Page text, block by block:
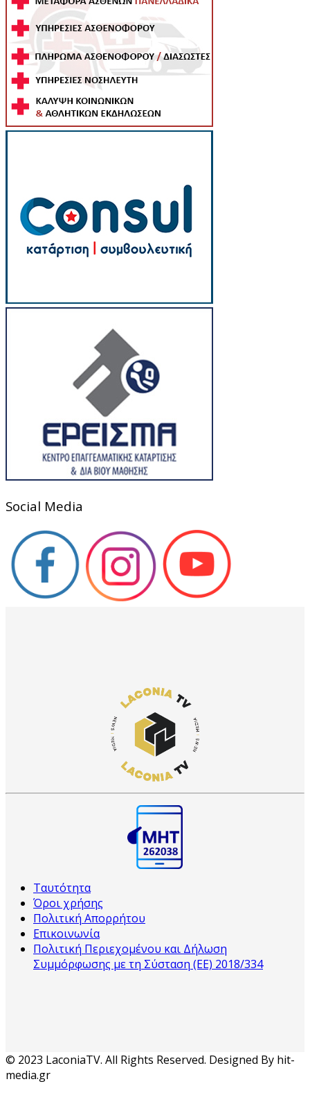
Social Media
Ταυτότητα
Όροι χρήσης
Πολιτική Απορρήτου
Επικοινωνία
Πολιτική Περιεχομένου και Δήλωση
Συμμόρφωσης με τη Σύσταση (ΕΕ) 2018/334
© 2023 LaconiaTV. All Rights Reserved. Designed By hit-
media.gr